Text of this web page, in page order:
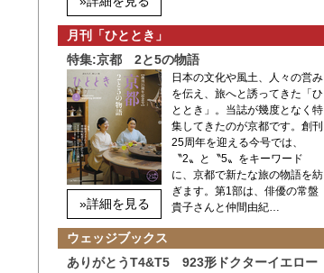
月刊「ひととき」
特集:京都 2と5の物語
»詳細を見る
日本の文化や風土、人々の営み
を伝え、旅へと誘ってきた「ひ
ととき」。当誌が幾度となく特
集してきたのが京都です。創刊
25周年を迎える今号では、
〝2〟と〝5〟をキーワード
に、京都で新たな旅の物語を紡
ぎます。第1部は、俳優の常盤
貴子さんと仲間由紀…
ウェッジブックス
ありがとうT4&T5 923形ドクターイエロー